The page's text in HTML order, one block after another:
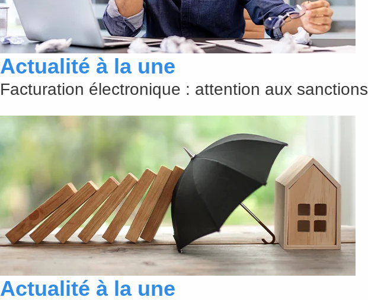
Actualité à la une
Facturation électronique : attention aux sanctions
Actualité à la une